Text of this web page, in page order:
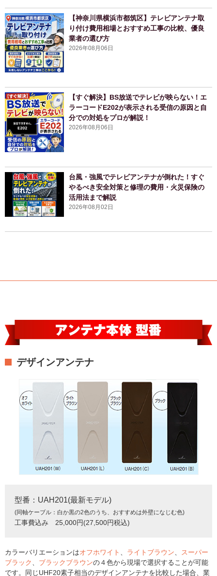
【神奈川県横浜市都筑区】テレビアンテナ取
り付け費用相場とおすすめ工事の比較、優良
業者の選び方
2026年08月06日
【すぐ解決】BS放送でテレビが映らない！エ
ラーコードE202が表示される受信の原因と自
分での対処をプロが解説！
2026年08月06日
台風・強風でテレビアンテナが倒れた！すぐ
やるべき安全対策と修理の費用・火災保険の
活用法まで解説
2026年08月02日
デザインアンテナ
型番：UAH201(最新モデル)
(同軸ケーブル：白か黒の2色のうち、おすすめは外壁になじむ色)
工事費込み 25,000円(27,500円税込)
カラーバリエーションはオフホワイト ライトブラウン
スーパー
ブラック
ブラックブラウンの４色から現場で選択することが可能
です。同じUHF20素子相当のデザインアンテナを比較した場合、業